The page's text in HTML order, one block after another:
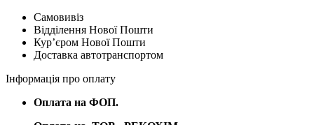
Самовивіз
Відділення Нової Пошти
Курʼєром Нової Пошти
Доставка автотранспортом
Інформація про оплату
Оплата на ФОП.